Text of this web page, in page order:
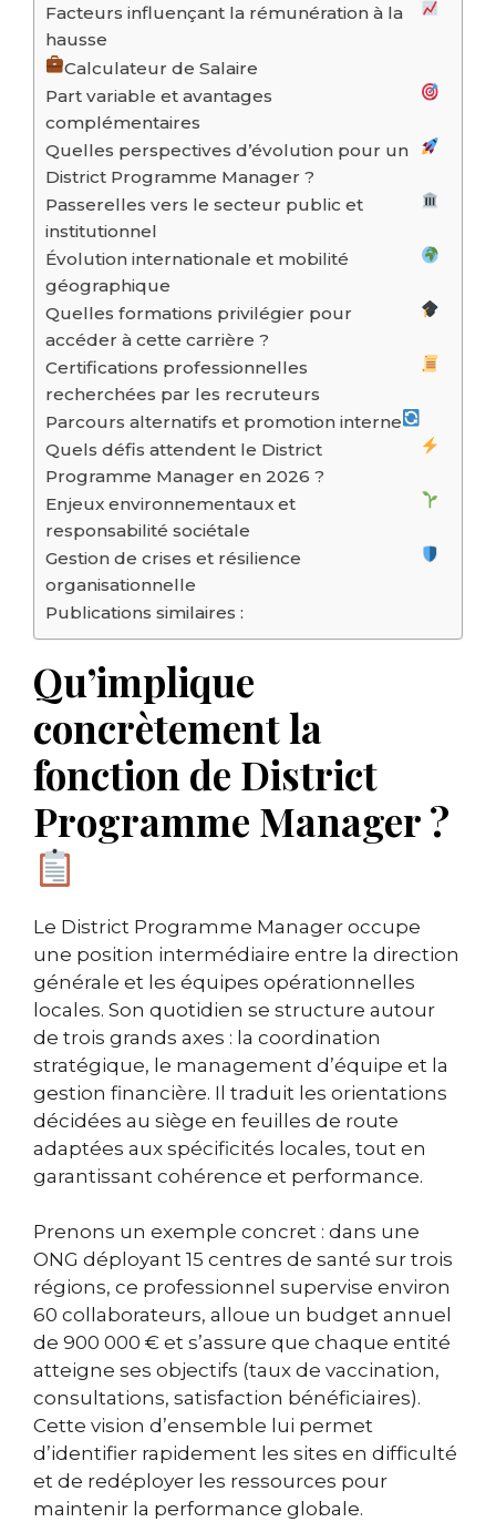
Facteurs influençant la rémunération à la
hausse
Calculateur de Salaire
Part variable et avantages
complémentaires
Quelles perspectives d’évolution pour un
District Programme Manager ?
Passerelles vers le secteur public et
institutionnel
Évolution internationale et mobilité
géographique
Quelles formations privilégier pour
accéder à cette carrière ?
Certifications professionnelles
recherchées par les recruteurs
Parcours alternatifs et promotion interne
Quels défis attendent le District
Programme Manager en 2026 ?
Enjeux environnementaux et
responsabilité sociétale
Gestion de crises et résilience
organisationnelle
Publications similaires :
Qu’implique
concrètement la
fonction de District
Programme Manager ?
Le District Programme Manager occupe
une position intermédiaire entre la direction
générale et les équipes opérationnelles
locales. Son quotidien se structure autour
de trois grands axes : la coordination
stratégique, le management d’équipe et la
gestion financière. Il traduit les orientations
décidées au siège en feuilles de route
adaptées aux spécificités locales, tout en
garantissant cohérence et performance.
Prenons un exemple concret : dans une
ONG déployant 15 centres de santé sur trois
régions, ce professionnel supervise environ
60 collaborateurs, alloue un budget annuel
de 900 000 € et s’assure que chaque entité
atteigne ses objectifs (taux de vaccination,
consultations, satisfaction bénéficiaires).
Cette vision d’ensemble lui permet
d’identifier rapidement les sites en difficulté
et de redéployer les ressources pour
maintenir la performance globale.